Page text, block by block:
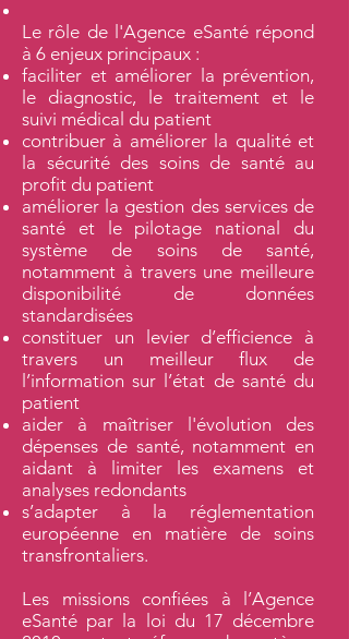
Le rôle de l'Agence eSanté répond
à 6 enjeux principaux :
faciliter et améliorer la prévention,
le diagnostic, le traitement et le
suivi médical du patient
contribuer à améliorer la qualité et
la sécurité des soins de santé au
profit du patient
améliorer la gestion des services de
santé et le pilotage national du
système de soins de santé,
notamment à travers une meilleure
disponibilité de données
standardisées
constituer un levier d’efficience à
travers un meilleur flux de
l’information sur l’état de santé du
patient
aider à maîtriser l'évolution des
dépenses de santé, notamment en
aidant à limiter les examens et
analyses redondants
s’adapter à la réglementation
européenne en matière de soins
transfrontaliers.
Les missions confiées à l’Agence
eSanté par la loi du 17 décembre